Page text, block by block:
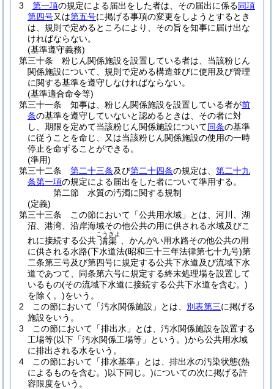
3
第一項の規定による届出をした者は、その届出に係る同項
第四号又は第五号に掲げる事項の変更をしようとするとき
は、規則で定めるところにより、その旨を知事に届け出な
ければならない。
(基準遵守義務)
第三十条
粉じん関係施設を設置している者は、当該粉じん
関係施設について、規則で定める構造並びに使用及び管理
に関する基準を遵守しなければならない。
(基準適合命令等)
第三十一条
知事は、粉じん関係施設を設置している者が前
条の基準を遵守していないと認めるときは、その者に対
し、期限を定めて当該粉じん関係施設について同条の基準
に従うことを命じ、又は当該粉じん関係施設の使用の一時
停止を命ずることができる。
(準用)
第三十二条
第二十三条及び第二十四条の規定は、 第二十九
条第一項の規定による届出をした者について準用する。
第二節
水質の汚濁に関する規制
(定義)
第三十三条
この節において「公共用水域」とは、河川、湖
沼、港湾、沿岸海域その他公共の用に供される水域及びこ
れに接続する公共 溝渠
こうきよ
、かんがい用水路その他公共の用
に供される水路(下水道法(昭和三十三年法律第七十九号)第
二条第三号及び第四号に規定する公共下水道及び流域下水
道であつて、同条第六号に規定する終末処理場を設置して
いるもの(その流域下水道に接続する公共下水道を含む。)
を除く。)をいう。
2
この節において「汚水関係施設」とは、 別表第三に掲げる
施設をいう。
3
この節において「排出水」とは、汚水関係施設を設置する
工場等(以下「汚水関係工場等」という。)から公共用水域
に排出される水をいう。
4
この節において「排水基準」とは、排出水の汚染状態(熱
によるものを含む。)以下同じ。 )についての次に掲げる許
容限度をいう。